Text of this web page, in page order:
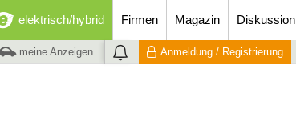
elektrisch/hybrid Firmen Magazin Diskussion
meine Anzeigen Anmeldung / Registrierung